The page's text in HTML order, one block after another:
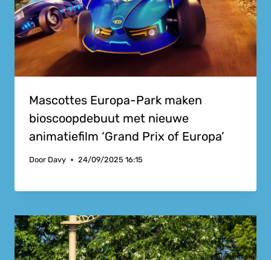
Mascottes Europa-Park maken
bioscoopdebuut met nieuwe
animatiefilm ‘Grand Prix of Europa’
Door Davy 24/09/2025 16:15